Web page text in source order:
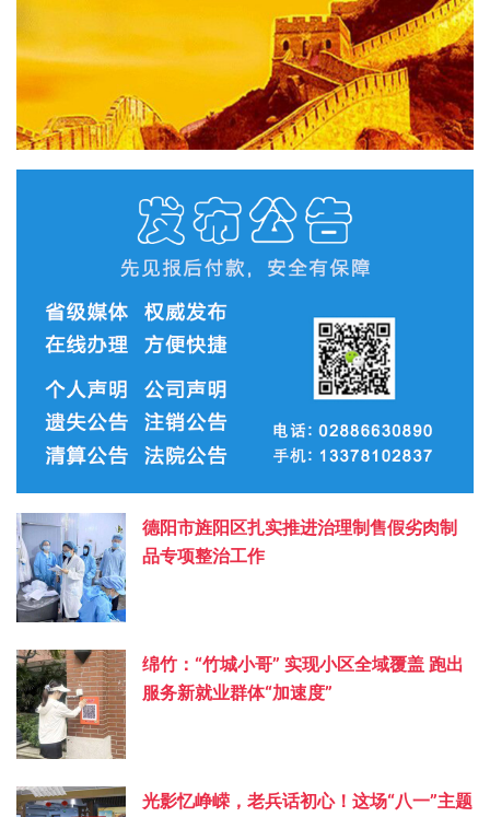
德阳市旌阳区扎实推进治理制售假劣肉制
品专项整治工作
绵竹：“竹城小哥” 实现小区全域覆盖 跑出
服务新就业群体“加速度”
光影忆峥嵘，老兵话初心！这场“八一”主题